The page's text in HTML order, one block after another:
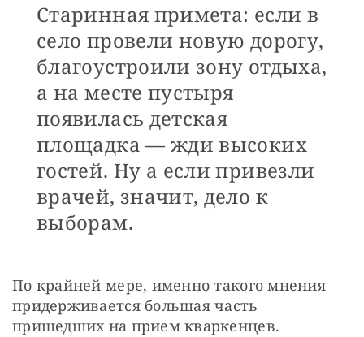
Старинная примета: если в
село провели новую дорогу,
благоустроили зону отдыха,
а на месте пустыря
появилась детская
площадка — жди высоких
гостей. Ну а если привезли
врачей, значит, дело к
выборам.
По крайней мере, именно такого мнения
придерживается большая часть
пришедших на прием кваркенцев.